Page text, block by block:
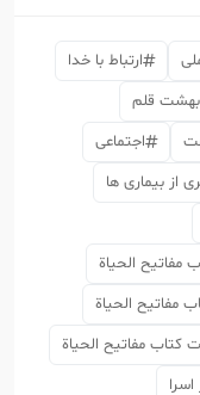
ارتباط با خدا
بهشت قلم
اجتماعی
از بیماری ها
مفاتیح الحیاة
مفاتیح الحیاة
کتاب مفاتیح الحیاة